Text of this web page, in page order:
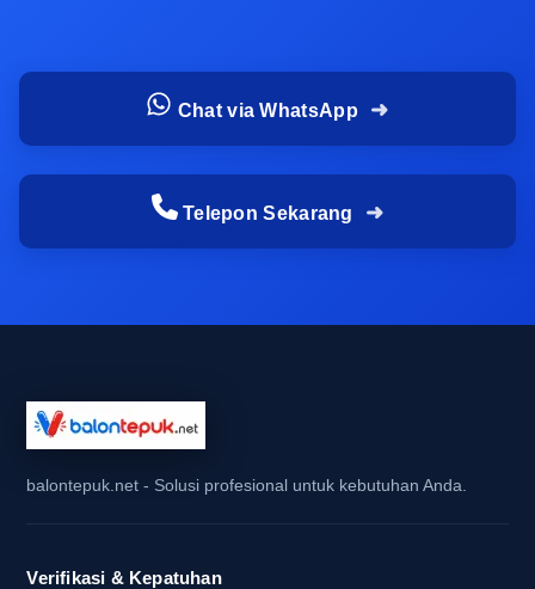
memerlukan atribut ini dalam waktu singkat. Pada
acara seperti ini, balon tepuk bukan sekadar
pelengkap, tetapi bagian dari pembentuk
atmosfer yang langsung terlihat oleh pengunjung.
tepuk souvenir acara karena mudah dibagikan
komunitas, produk ini membantu menciptakan
kesan aktif, kompak, dan siap tampil. Itulah
sebabnya pencarian jual balon tepuk online
Chat via WhatsApp
Telepon Sekarang
balontepuk.net - Solusi profesional untuk kebutuhan Anda.
Verifikasi & Kepatuhan